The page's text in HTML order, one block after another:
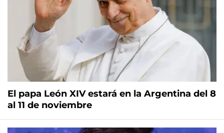
El papa León XIV estará en la Argentina del 8
al 11 de noviembre